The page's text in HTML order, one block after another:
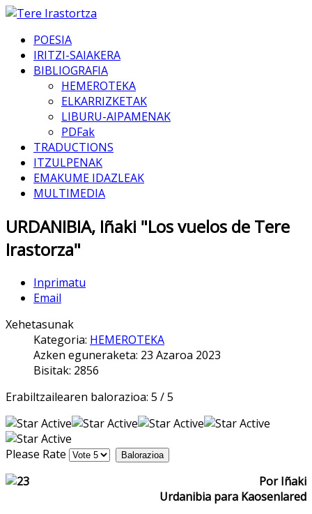
POESIA
IRITZI-SAIAKERA
BIBLIOGRAFIA
HEMEROTEKA
ELKARRIZKETAK
LIBURU-AIPAMENAK
PDFak
TRADUCTIONS
ITZULPENAK
EMAKUME IDAZLEAK
MULTIMEDIA
URDANIBIA, Iñaki "Los vuelos de Tere
Irastorza"
Inprimatu
Email
Xehetasunak
Kategoria: HEMEROTEKA
Azken eguneraketa: 23 Azaroa 2023
Bisitak: 2856
Erabiltzailearen balorazioa: 5 /5
Please Rate
Por Iñaki
Urdanibia para Kaosenlared